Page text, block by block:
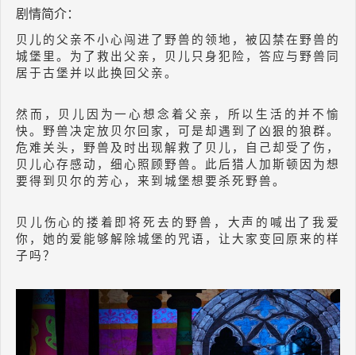
剧情简介：
贝儿的父亲不小心闯进了野兽的领地，被囚禁在野兽的
城堡里。为了救出父亲，贝儿只身犯险，答应与野兽同
居于古堡并以此换回父亲。
然而，贝儿因为一心想念着父亲，所以生活的并不愉
快。野兽决定放贝尔回家，可是却遇到了凶狠的狼群。
危难关头，野兽及时出现解救了贝儿，自己却受了伤，
贝儿心存感动，细心照顾野兽。此后猎人加斯顿因为想
要得到贝尔的芳心，来到城堡想要杀死野兽。
贝儿伤心的搂着即将死去的野兽，大声的喊出了我爱
你，她的爱能够解除城堡的咒语，让大家变回原来的样
子吗？